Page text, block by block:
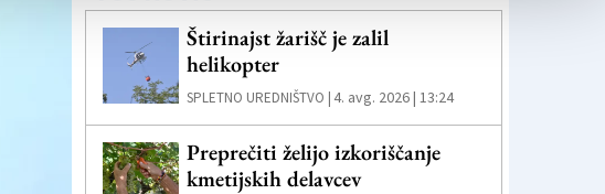
Štirinajst žarišč je zalil
helikopter
SPLETNO UREDNIŠTVO |4. avg. 2026 | 13:24
Preprečiti želijo izkoriščanje
kmetijskih delavcev